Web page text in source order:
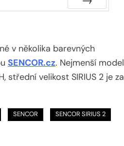
v několika barevných
SENCOR.cz. Nejmenší model
střední velikost SIRIUS 2 je za
SENCOR SENCOR SIRIUS 2